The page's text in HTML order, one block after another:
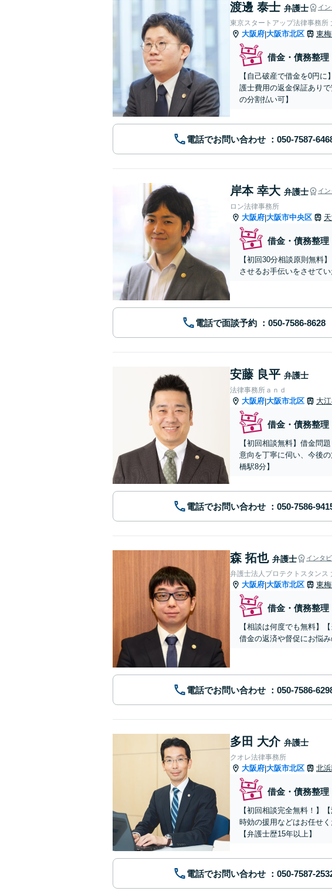
渡邊 泰士 弁護士 イ
東京スタートアップ法律事務所
大阪府|大阪市北区 東
借金・債務整理
【自己破産で借金を0円
護士費用の返金保証あり
の分割払い可】
電話でお問い合わせ
岸本 幸大 弁護士 イ
ロン法律事務所
大阪府|大阪市中央区
借金・債務整理
【初回30分相談原則無料
させるお手伝いをさせてい
電話で面談予約
安藤 良平 弁護士
法律事務所ａｎｄ
大阪府|大阪市北区 大
借金・債務整理
【初回相談無料】借金問
意向を丁寧に伺い、今後
橋駅8分】
電話でお問い合わせ
森 拓也 弁護士 インタ
弁護士法人プロテクトスタンス
大阪府|大阪市北区 東
借金・債務整理
【相談は何度でも無料】
借金の返済や督促にお悩
電話でお問い合わせ
多田 大介 弁護士
クオレ法律事務所
大阪府|大阪市北区 北
借金・債務整理
【初回相談完全無料！】
時効の援用などはお任せ
【弁護士歴15年以上】
電話でお問い合わせ